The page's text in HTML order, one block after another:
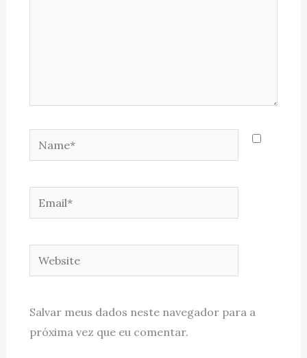
Website
Salvar meus dados neste navegador para a
próxima vez que eu comentar.